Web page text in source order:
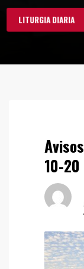
LITURGIA DIARIA
10-20